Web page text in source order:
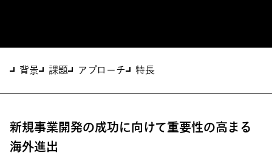
背景 課題 アプローチ 特長
新規事業開発の成功に向けて重要性の高まる
海外進出